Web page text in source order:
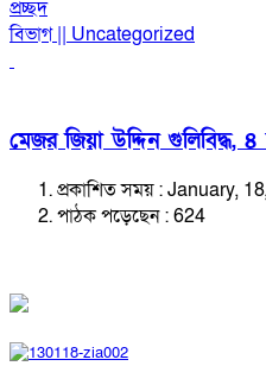
প্রচ্ছদ
বিভাগ || Uncategorized
মেজর জিয়া উদ্দিন গুলিবিদ্ধ,
প্রকাশিত সময় : January,
পাঠক পড়েছেন :624